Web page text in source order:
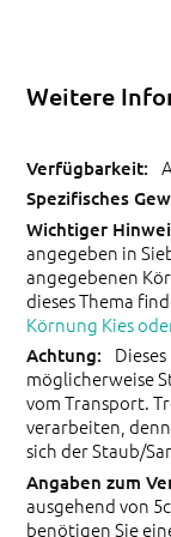
Weitere
angegeben in
angegebenen
dieses Thema
Körnung Kies
möglicherweise
vom Transport.
verarbeiten,
sich der Staub/
ausgehend von
benötigen Sie